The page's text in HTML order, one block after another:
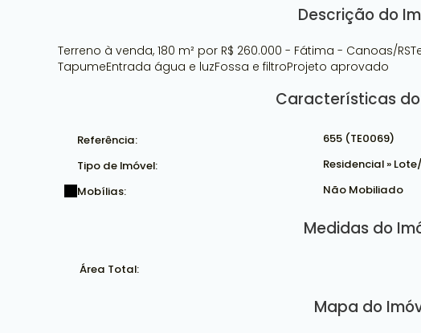
Descrição do
Terreno à venda, 180 m² por R$ 260.000 - Fátima - Canoas/
TapumeEntrada água e luzFossa e filtroProjeto aprovado
Características
Referência: 655 (TE0069)
Tipo de Imóvel:
Residencial»
Mobílias:
Não Mobiliado
Medidas do
Área Total:
Mapa do